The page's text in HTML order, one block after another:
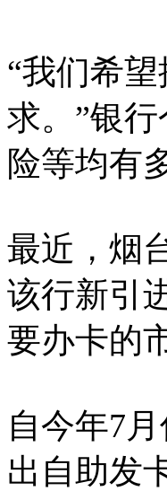
“我们希
求。”银
险等均有
最近，烟
该行新引
要办卡的
自今年7
出自助发